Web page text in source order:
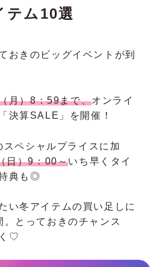
テム10選
おきのビッグイベントが到
月）8：59まで、オンライ
決算SALE」を開催！
ペシャルプライスに加
日）9：00～いち早くタイ
典も◎
い冬アイテムの買い足しに
。とっておきのチャンス
♡